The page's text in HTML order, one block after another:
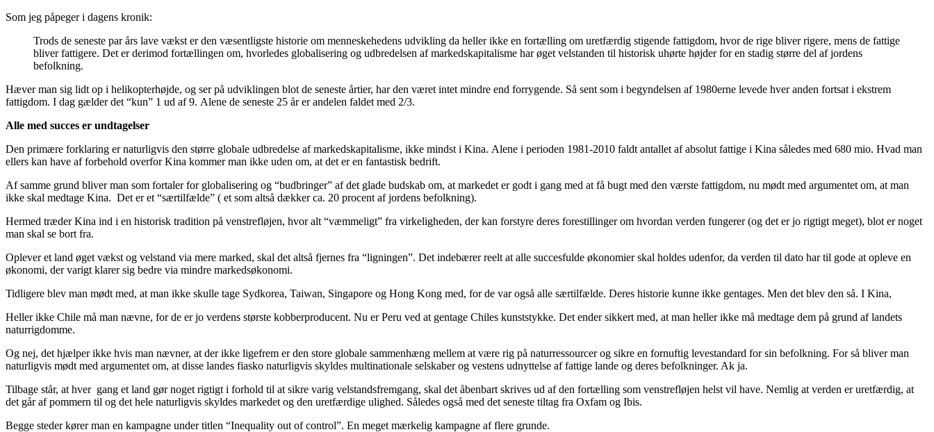
Som jeg påpeger i dagens kronik:
Trods de seneste par års lave vækst er den væsentligste historie om menneskehedens udvikling da heller ikke en fortælling om uretfærdig stigende fattigdom, hvor de rige bliver rigere, mens de fattige
bliver fattigere. Det er derimod fortællingen om, hvorledes globalisering og udbredelsen af markedskapitalisme har øget velstanden til historisk uhørte højder for en stadig større del af jordens
befolkning.
Hæver man sig lidt op i helikopterhøjde, og ser på udviklingen blot de seneste årtier, har den været intet mindre end forrygende. Så sent som i begyndelsen af 1980erne levede hver anden fortsat i ekstrem
fattigdom. I dag gælder det “kun” 1 ud af 9. Alene de seneste 25 år er andelen faldet med 2/3.
Alle med succes er undtagelser
Den primære forklaring er naturligvis den større globale udbredelse af markedskapitalisme, ikke mindst i Kina. Alene i perioden 1981-2010 faldt antallet af absolut fattige i Kina således med 680 mio. Hvad man
ellers kan have af forbehold overfor Kina kommer man ikke uden om, at det er en fantastisk bedrift.
Af samme grund bliver man som fortaler for globalisering og “budbringer” af det glade budskab om, at markedet er godt i gang med at få bugt med den værste fattigdom, nu mødt med argumentet om, at man
ikke skal medtage Kina. Det er et “særtilfælde” ( et som altså dækker ca. 20 procent af jordens befolkning).
Hermed træder Kina ind i en historisk tradition på venstrefløjen, hvor alt “væmmeligt” fra virkeligheden, der kan forstyre deres forestillinger om hvordan verden fungerer (og det er jo rigtigt meget), blot er noget
man skal se bort fra.
Oplever et land øget vækst og velstand via mere marked, skal det altså fjernes fra “ligningen”. Det indebærer reelt at alle succesfulde økonomier skal holdes udenfor, da verden til dato har til gode at opleve en
økonomi, der varigt klarer sig bedre via mindre markedsøkonomi.
Tidligere blev man mødt med, at man ikke skulle tage Sydkorea, Taiwan, Singapore og Hong Kong med, for de var også alle særtilfælde. Deres historie kunne ikke gentages. Men det blev den så. I Kina,
Heller ikke Chile må man nævne, for de er jo verdens største kobberproducent. Nu er Peru ved at gentage Chiles kunststykke. Det ender sikkert med, at man heller ikke må medtage dem på grund af landets
naturrigdomme.
Og nej, det hjælper ikke hvis man nævner, at der ikke ligefrem er den store globale sammenhæng mellem at være rig på naturressourcer og sikre en fornuftig levestandard for sin befolkning. For så bliver man
naturligvis mødt med argumentet om, at disse landes fiasko naturligvis skyldes multinationale selskaber og vestens udnyttelse af fattige lande og deres befolkninger. Ak ja.
Tilbage står, at hver gang et land gør noget rigtigt i forhold til at sikre varig velstandsfremgang, skal det åbenbart skrives ud af den fortælling som venstrefløjen helst vil have. Nemlig at verden er uretfærdig, at
det går af pommern til og det hele naturligvis skyldes markedet og den uretfærdige ulighed. Således også med det seneste tiltag fra Oxfam og Ibis.
Begge steder kører man en kampagne under titlen “Inequality out of control”. En meget mærkelig kampagne af flere grunde.